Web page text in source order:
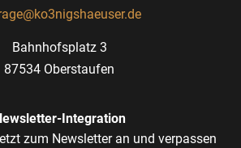
Bahnhofsplatz 3
87534 Oberstaufen
Integration
zum Newsletter an und verpassen